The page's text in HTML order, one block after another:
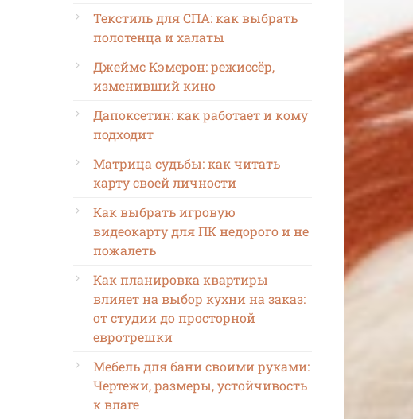
Текстиль для СПА: как выбрать
полотенца и халаты
Джеймс Кэмерон: режиссёр,
изменивший кино
Дапоксетин: как работает и кому
подходит
Матрица судьбы: как читать
карту своей личности
Как выбрать игровую
видеокарту для ПК недорого и не
пожалеть
Как планировка квартиры
влияет на выбор кухни на заказ:
от студии до просторной
евротрешки
Мебель для бани своими руками:
Чертежи, размеры, устойчивость
к влаге